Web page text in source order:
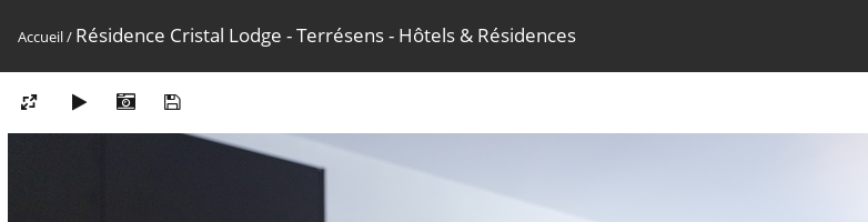
Accueil/ Résidence Cristal Lodge - Terrésens - Hôtels & Résidences